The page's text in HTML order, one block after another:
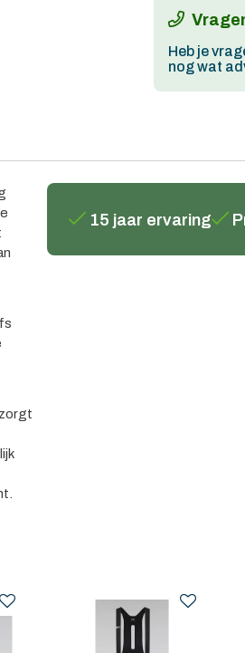
Heb je
nog wat
15 jaar ervaring